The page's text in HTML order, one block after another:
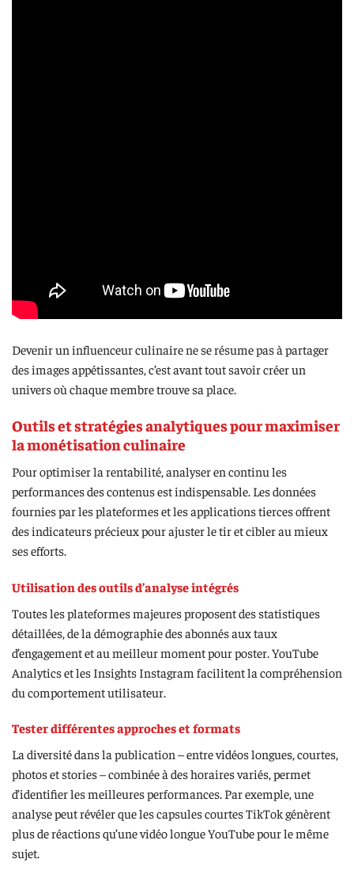
Devenir un influenceur culinaire ne se résume pas à partager
des images appétissantes, c’est avant tout savoir créer un
univers où chaque membre trouve sa place.
Outils et stratégies analytiques pour maximiser
la monétisation culinaire
Pour optimiser la rentabilité, analyser en continu les
performances des contenus est indispensable. Les données
fournies par les plateformes et les applications tierces offrent
des indicateurs précieux pour ajuster le tir et cibler au mieux
ses efforts.
Utilisation des outils d’analyse intégrés
Toutes les plateformes majeures proposent des statistiques
détaillées, de la démographie des abonnés aux taux
d’engagement et au meilleur moment pour poster. YouTube
Analytics et les Insights Instagram facilitent la compréhension
du comportement utilisateur.
Tester différentes approches et formats
La diversité dans la publication – entre vidéos longues, courtes,
photos et stories – combinée à des horaires variés, permet
d’identifier les meilleures performances. Par exemple, une
analyse peut révéler que les capsules courtes TikTok génèrent
plus de réactions qu’une vidéo longue YouTube pour le même
sujet.